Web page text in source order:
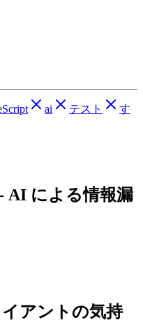
ai テスト
す
AI による情報漏
アントの気持